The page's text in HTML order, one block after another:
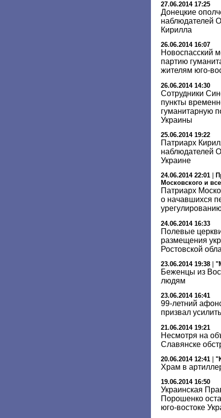
27.06.2014 17:25
Донецкие
наблюдателей
Кирилла
26.06.2014 16:07
Новоспасский
партию
жителям юго-
26.06.2014 14:30
Сотрудники
пункты
гуманитарную
Украины
25.06.2014 19:22
Патриарх
наблюдателей
Украине
24.06.2014 22:01
Московского и
Патриарх
о начавшихся
24.06.2014 16:33
Полевые
размещения
Ростовской
23.06.2014 19:38
Беженцы из
людям
23.06.2014 16:41
99-летний
призвал
21.06.2014 19:21
Несмотря на
Славянске
20.06.2014 12:41
Храм в
19.06.2014 16:50
Украинская
Порошенко
юго-востоке